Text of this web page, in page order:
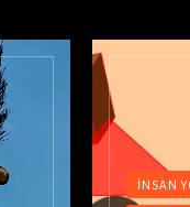
İNSAN